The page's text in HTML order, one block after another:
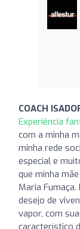
COACH
Experiência
com a minha
minha rede
especial e
que minha
Maria
desejo de
vapor, com
característico